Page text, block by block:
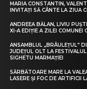
MARIA CONSTANTIN,
INVITAȚI SĂ CÂNTE LA ZIUA
ANDREEA BĂLAN, LIVIU
XI-A EDIȚIE A ZILEI COMUNEI
ANSAMBLUL „BRÂULEȚUL”
JUDEȚUL OLT LA
SIGHETU MARMAȚIEI
SĂRBĂTOARE MARE LA
LASERE ȘI FOC DE ARTIFICII